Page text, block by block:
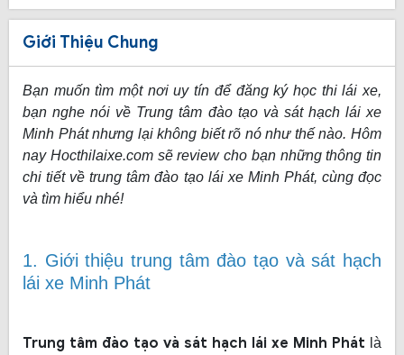
Giới Thiệu Chung
Bạn muốn tìm một nơi uy tín để đăng ký học thi lái xe,
bạn nghe nói về Trung tâm đào tạo và sát hạch lái xe
Minh Phát nhưng lại không biết rõ nó như thế nào. Hôm
nay Hocthilaixe.com sẽ review cho bạn những thông tin
chi tiết về trung tâm đào tạo lái xe Minh Phát, cùng đọc
và tìm hiểu nhé!
1. Giới thiệu trung tâm đào tạo và sát hạch
lái xe Minh Phát
Trung tâm đào tạo và sát hạch lái xe Minh Phát là